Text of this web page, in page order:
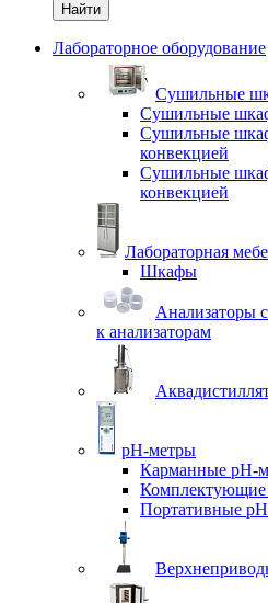
Найти
Лабораторное оборудование
Cушильные
Сушильные
Сушильные
конвекцией
Сушильные
конвекцией
Лабораторная
Шкафы
Анализаторы
к анализаторам
pH-метры
Карманные pH-
Комплектующие
Портативные